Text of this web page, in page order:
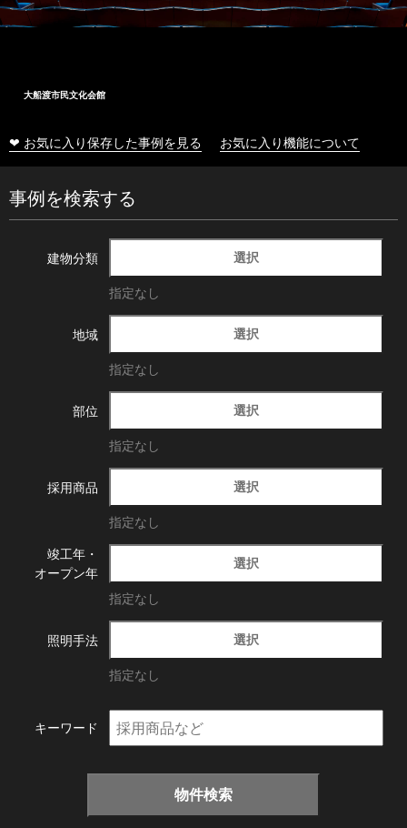
大船渡市民文化会館
❤ お気に入り保存した事例を見る お気に入り機能について
事例を検索する
建物分類 選択
指定なし
地域 選択
指定なし
部位 選択
指定なし
採用商品 選択
指定なし
竣工年・
オープン年
選択
指定なし
照明手法 選択
指定なし
キーワード
物件検索